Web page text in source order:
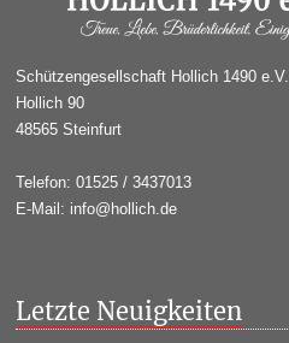
Schützengesellschaft Hollich 1490 e.V.
Hollich 90
48565 Steinfurt
Telefon: 01525 / 3437013
E-Mail: info@hollich.de
Letzte Neuigkeiten